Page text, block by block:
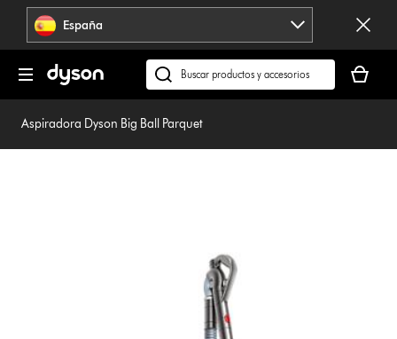
Omitir
navegación España
Buscar
en
dyson.es
cesta
está
Aspiradora Dyson Big Ball Parquet